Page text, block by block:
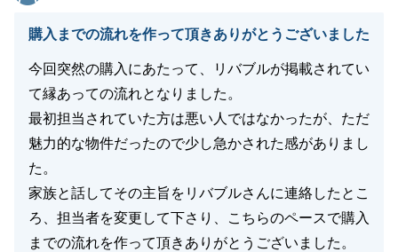
閉じる
購入までの流れを作って頂きありがとうございました
今回突然の購入にあたって、リバブルが掲載されてい
て縁あっての流れとなりました。
最初担当されていた方は悪い人ではなかったが、ただ
魅力的な物件だったので少し急かされた感がありまし
た。
家族と話してその主旨をリバブルさんに連絡したとこ
ろ、担当者を変更して下さり、こちらのペースで購入
までの流れを作って頂きありがとうございました。